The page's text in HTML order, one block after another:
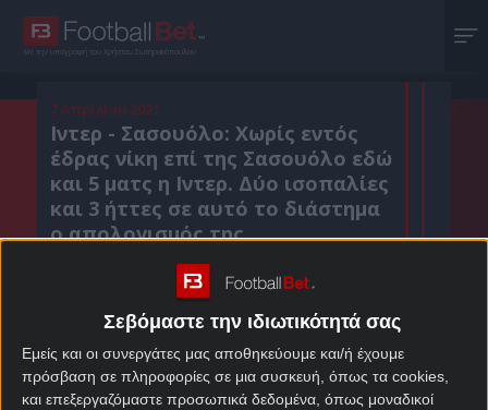
Σεβόμαστε την ιδιωτικότητά σας
Εμείς και οι συνεργάτες μας αποθηκεύουμε και/ή έχουμε
πρόσβαση σε πληροφορίες σε μια συσκευή, όπως τα cookies,
και επεξεργαζόμαστε προσωπικά δεδομένα, όπως μοναδικοί
Με την υπογραφή του Χρήστου Σωτηρακόπουλου
7 Απριλίου 2021
Ιντερ - Σασουόλο: Χωρίς εντός
έδρας νίκη επί της Σασουόλο εδώ
και 5 ματς η Ιντερ. Δύο ισοπαλίες
και 3 ήττες σε αυτό το διάστημα
ο απολογισμός της.
Κοιν. :
Πρόσθεσε το Footballbet.gr στην Google